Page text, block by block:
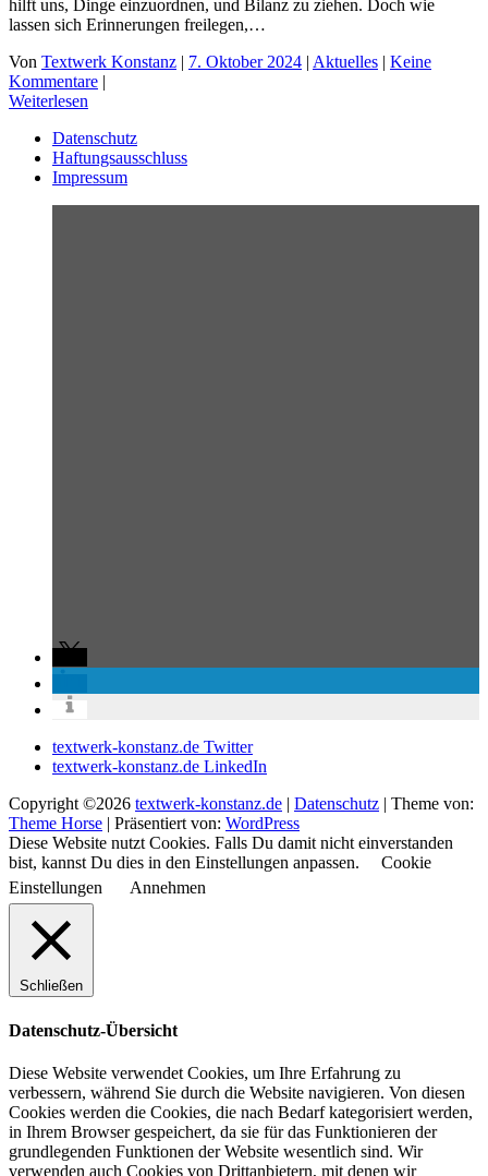
hilft uns, Dinge einzuordnen, und Bilanz zu ziehen. Doch wie
lassen sich Erinnerungen freilegen,…
Von Textwerk Konstanz | 7. Oktober 2024 | Aktuelles | Keine
Kommentare |
Weiterlesen
Datenschutz
Haftungsausschluss
Impressum
textwerk-konstanz.de Twitter
textwerk-konstanz.de LinkedIn
Copyright ©2026 textwerk-konstanz.de | Datenschutz | Theme von:
Theme Horse | Präsentiert von: WordPress
Diese Website nutzt Cookies. Falls Du damit nicht einverstanden
bist, kannst Du dies in den Einstellungen anpassen.
Cookie
Einstellungen
Annehmen
Schließen
Datenschutz-Übersicht
Diese Website verwendet Cookies, um Ihre Erfahrung zu
verbessern, während Sie durch die Website navigieren. Von diesen
Cookies werden die Cookies, die nach Bedarf kategorisiert werden,
in Ihrem Browser gespeichert, da sie für das Funktionieren der
grundlegenden Funktionen der Website wesentlich sind. Wir
verwenden auch Cookies von Drittanbietern, mit denen wir